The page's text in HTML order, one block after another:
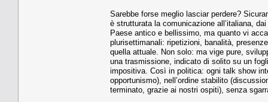
Sarebbe forse meglio lasciar perdere?
è strutturata la comunicazione all’italiana,
Paese antico e bellissimo, ma quanto vi
plurisettimanali: ripetizioni, banalità,
quella attuale. Non solo: ma vige pure,
una trasmissione, indicato di solito su un
impositiva. Così in politica: ogni talk show
opportunismo), nell’ordine stabilito
terminato, grazie ai nostri ospiti), senza